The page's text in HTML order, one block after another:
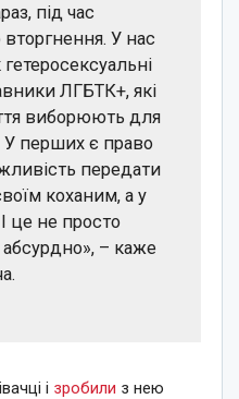
під час
У нас
ЛГБТК+, які
виборюють для
У перших є право
передати
коханим, а у
це не просто
– каже
і зробили з нею